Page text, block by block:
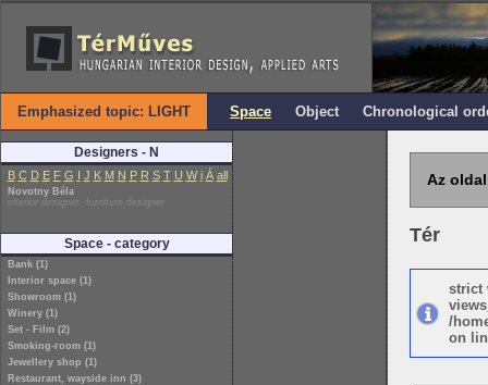
Emphasized topic: LIGHT Space Object Chronological
Designers - N
B C D E F G I J K M N P R S T U W i Á all
Novotny Béla
interior designer, furniture designer
Space - category
Bank (1)
Interior space (1)
Showroom (1)
Winery (1)
Set - Film (2)
Smoking-room (1)
Jewellery shop (1)
Restaurant, wayside inn (3)
Az
Tér
strict
/
on